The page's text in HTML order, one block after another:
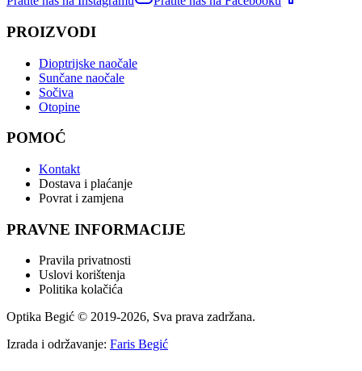
PROIZVODI
Dioptrijske naočale
Sunčane naočale
Sočiva
Otopine
POMOĆ
Kontakt
Dostava i plaćanje
Povrat i zamjena
PRAVNE INFORMACIJE
Pravila privatnosti
Uslovi korištenja
Politika kolačića
Optika Begić © 2019-2026, Sva prava zadržana.
Izrada i održavanje: Faris Begić